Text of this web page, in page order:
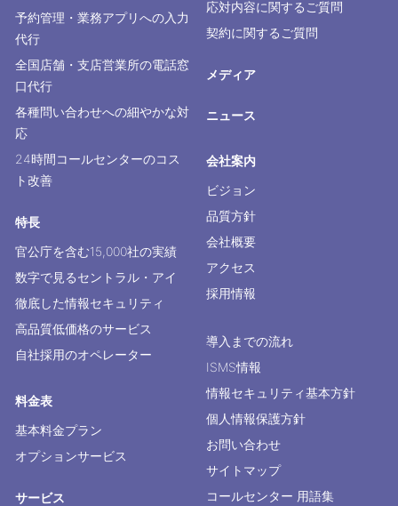
予約管理・業務アプリへの入力
代行
全国店舗・支店営業所の電話窓
口代行
各種問い合わせへの細やかな対
応
24時間コールセンターのコス
ト改善
特長
官公庁を含む15,000社の実績
数字で見るセントラル・アイ
徹底した情報セキュリティ
高品質低価格のサービス
自社採用のオペレーター
料金表
基本料金プラン
オプションサービス
サービス
応対内容に関するご質問
契約に関するご質問
メディア
ニュース
会社案内
ビジョン
品質方針
会社概要
アクセス
採用情報
導入までの流れ
ISMS情報
情報セキュリティ基本方針
個人情報保護方針
お問い合わせ
サイトマップ
コールセンター 用語集